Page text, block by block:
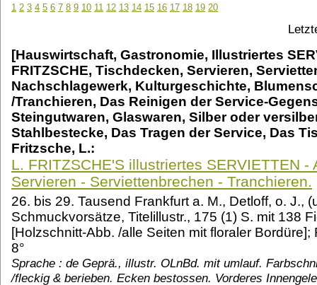
1 2 3 4 5 6 7 8 9 10 11 12 13 14 15 16 17 18 19 20
[Hauswirtschaft, Gastronomie, Illustriertes
FRITZSCHE, Tischdecken, Servieren,
Nachschlagewerk, Kulturgeschichte,
/Tranchieren, Das Reinigen der Service-
Steingutwaren, Glaswaren, Silber oder
Stahlbestecke, Das Tragen der Service, Das
Fritzsche, L.:
L. FRITZSCHE'S illustriertes SERVIETTEN -
Servieren - Serviettenbrechen - Tranchieren.
26. bis 29. Tausend Frankfurt a. M., Detloff, o. J.,
Schmuckvorsätze, Titelillustr., 175 (1) S. mit 138
[Holzschnitt-Abb. /alle Seiten mit floraler
8°
Sprache : de Geprä., illustr. OLnBd. mit umlauf.
/fleckig & berieben. Ecken bestossen. Vorderes